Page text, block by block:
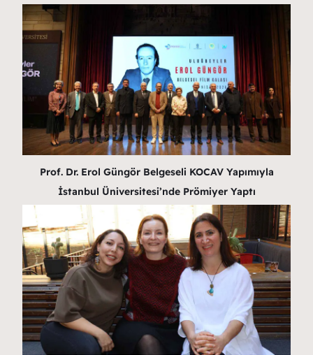
Prof. Dr. Erol Güngör Belgeseli KOCAV Yapımıyla
İstanbul Üniversitesi’nde Prömiyer Yaptı